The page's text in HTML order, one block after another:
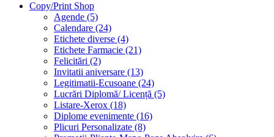
Copy/Print Shop
Agende (5)
Calendare (24)
Etichete diverse (4)
Etichete Farmacie (21)
Felicitări (2)
Invitatii aniversare (13)
Legitimatii-Ecusoane (24)
Lucrări Diplomă/ Licență (5)
Listare-Xerox (18)
Diplome evenimente (16)
Plicuri Personalizate (8)